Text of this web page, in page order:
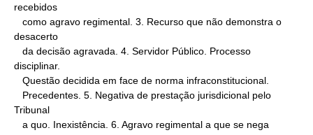
recebidos
desacerto
disciplinar.
Tribunal